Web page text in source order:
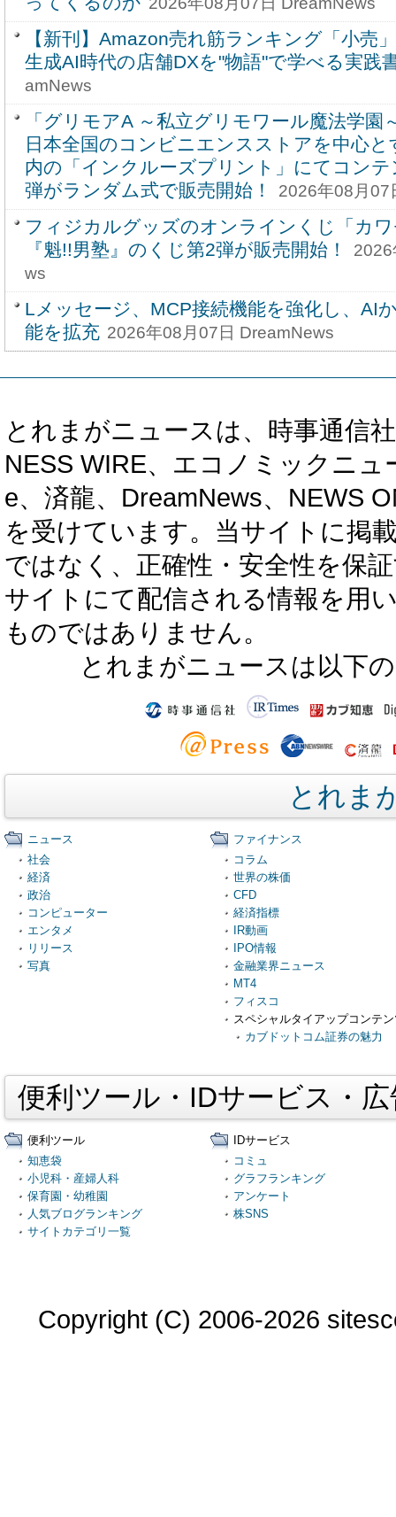
【新刊】Amazon売れ筋ランキング「小売
生成AI時代の店舗DXを"物語"で学べる実践
amNews
「グリモアA ～私立グリモワール魔法学園
日本全国のコンビニエンスストアを中心
内の「インクルーズプリント」にてコン
弾がランダム式で販売開始！
2026年08月07
フィジカルグッズのオンラインくじ「カ
『魁!!男塾』のくじ第2弾が販売開始！
ws
Lメッセージ、MCP接続機能を強化し、AI
能を拡充 2026年08月07日 DreamNews
とれまがニュースは、時事通信
NESS WIRE、エコノミックニ
e、済龍、DreamNews、NEWS
を受けています。当サイトに掲
ではなく、正確性・安全性を保
サイトにて配信される情報を用
ものではありません。
とれまがニュースは以下
とれま
ニュース
社会
経済
政治
コンピューター
エンタメ
リリース
写真
ファイナンス
コラム
世界の株価
CFD
経済指標
IR動画
IPO情報
金融業界ニュース
MT4
フィスコ
スペシャルタイアップコンテ
カブドットコム証券の魅力
便利ツール・IDサービス・
便利ツール
知恵袋
小児科・産婦人科
保育園・幼稚園
人気ブログランキング
サイトカテゴリ一覧
IDサービス
コミュ
グラフランキング
アンケート
株SNS
Copyright (C) 2006-2026